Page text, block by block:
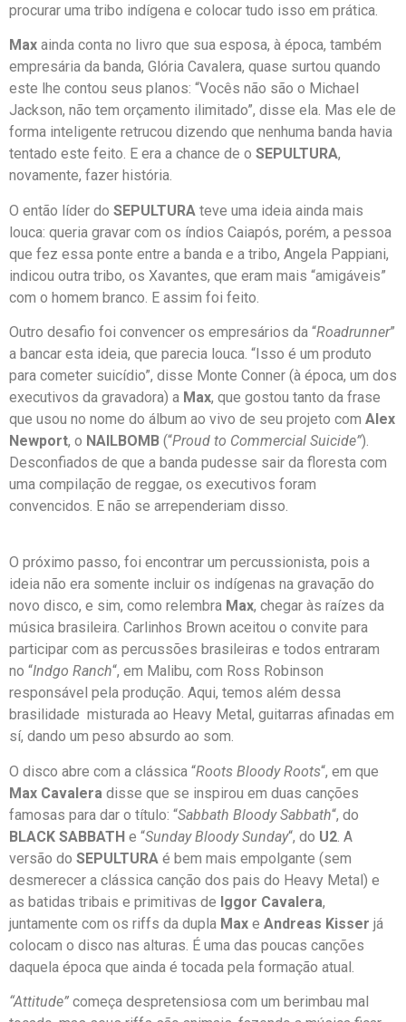
procurar uma tribo indígena e colocar tudo isso em prática.
Max ainda conta no livro que sua esposa, à época, também
empresária da banda, Glória Cavalera, quase surtou quando
este lhe contou seus planos: “Vocês não são o Michael
Jackson, não tem orçamento ilimitado”, disse ela. Mas ele de
forma inteligente retrucou dizendo que nenhuma banda havia
tentado este feito. E era a chance de o SEPULTURA,
novamente, fazer história.
O então líder do SEPULTURA teve uma ideia ainda mais
louca: queria gravar com os índios Caiapós, porém, a pessoa
que fez essa ponte entre a banda e a tribo, Angela Pappiani,
indicou outra tribo, os Xavantes, que eram mais “amigáveis”
com o homem branco. E assim foi feito.
Outro desafio foi convencer os empresários da “Roadrunner”
a bancar esta ideia, que parecia louca. “Isso é um produto
para cometer suicídio”, disse Monte Conner (à época, um dos
executivos da gravadora) a Max, que gostou tanto da frase
que usou no nome do álbum ao vivo de seu projeto com Alex
Newport, o NAILBOMB (“Proud to Commercial Suicide”).
Desconfiados de que a banda pudesse sair da floresta com
uma compilação de reggae, os executivos foram
convencidos. E não se arrependeriam disso.
O próximo passo, foi encontrar um percussionista, pois a
ideia não era somente incluir os indígenas na gravação do
novo disco, e sim, como relembra Max, chegar às raízes da
música brasileira. Carlinhos Brown aceitou o convite para
participar com as percussões brasileiras e todos entraram
no “Indgo Ranch“, em Malibu, com Ross Robinson
responsável pela produção. Aqui, temos além dessa
brasilidade misturada ao Heavy Metal, guitarras afinadas em
sí, dando um peso absurdo ao som.
O disco abre com a clássica “Roots Bloody Roots“, em que
Max Cavalera disse que se inspirou em duas canções
famosas para dar o título: “Sabbath Bloody Sabbath“, do
BLACK SABBATH e “Sunday Bloody Sunday“, do U2 . A
versão do SEPULTURA é bem mais empolgante (sem
desmerecer a clássica canção dos pais do Heavy Metal) e
as batidas tribais e primitivas de Iggor Cavalera,
juntamente com os riffs da dupla Max e Andreas Kisser já
colocam o disco nas alturas. É uma das poucas canções
daquela época que ainda é tocada pela formação atual.
“Attitude” começa despretensiosa com um berimbau mal